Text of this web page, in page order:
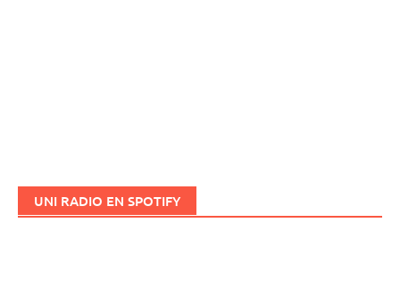
UNI RADIO EN SPOTIFY